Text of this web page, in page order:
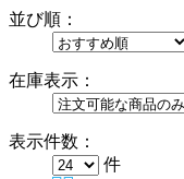
並び順：
在庫表示：
表示件数：
件